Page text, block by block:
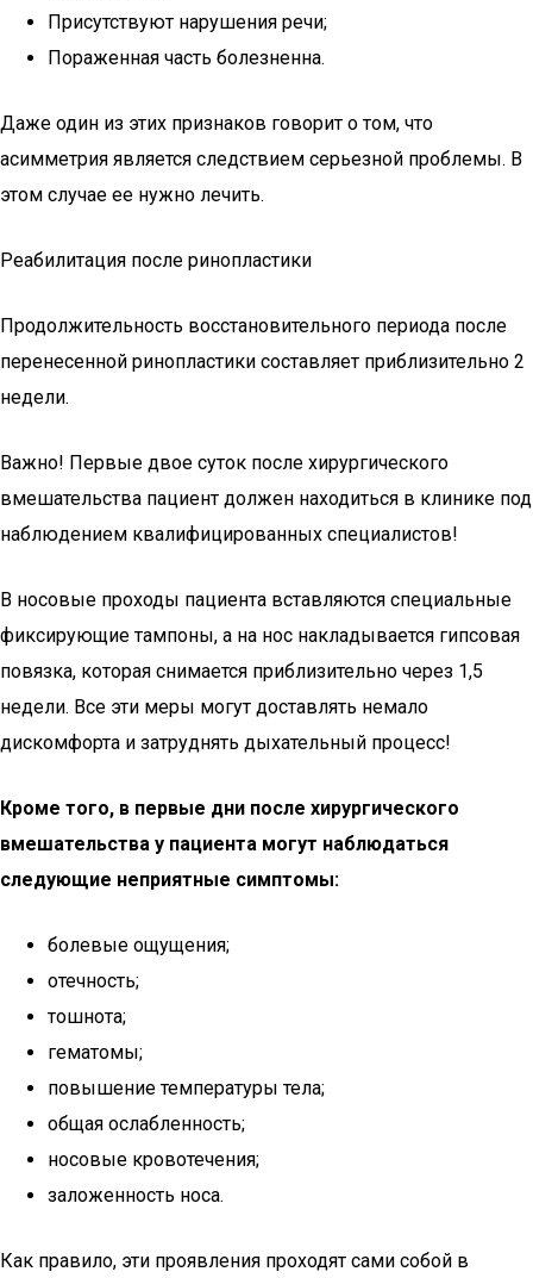
Присутствуют нарушения речи;
Пораженная часть болезненна.
Даже один из этих признаков говорит о том, что
асимметрия является следствием серьезной проблемы. В
этом случае ее нужно лечить.
Реабилитация после ринопластики
Продолжительность восстановительного периода после
перенесенной ринопластики составляет приблизительно 2
недели.
Важно! Первые двое суток после хирургического
вмешательства пациент должен находиться в клинике под
наблюдением квалифицированных специалистов!
В носовые проходы пациента вставляются специальные
фиксирующие тампоны, а на нос накладывается гипсовая
повязка, которая снимается приблизительно через 1,5
недели. Все эти меры могут доставлять немало
дискомфорта и затруднять дыхательный процесс!
Кроме того, в первые дни после хирургического
вмешательства у пациента могут наблюдаться
следующие неприятные симптомы:
болевые ощущения;
отечность;
тошнота;
гематомы;
повышение температуры тела;
общая ослабленность;
носовые кровотечения;
заложенность носа.
Как правило, эти проявления проходят сами собой в